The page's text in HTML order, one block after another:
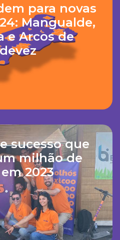
para novas
Mangualde,
e Arcos de
sucesso que
milhão de
2023